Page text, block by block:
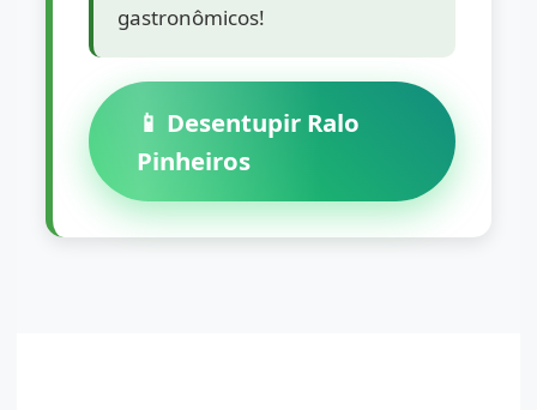
gastronômicos!
📱 Desentupir Ralo
Pinheiros